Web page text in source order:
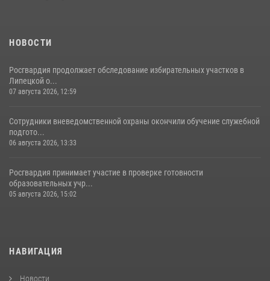
НОВОСТИ
Росгвардия продолжает обследование избирательных участков в
Липецкой о...
07 августа 2026, 12:59
Сотрудники вневедомственной охраны окончили обучение служебной
подгото...
06 августа 2026, 13:33
Росгвардия принимает участие в проверке готовности
образовательных учр...
05 августа 2026, 15:02
НАВИГАЦИЯ
Новости